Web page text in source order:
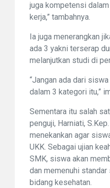
juga kompetensi
kerja,” tambahnya.
Ia juga menerangkan
ada 3 yakni terserap
melanjutkan studi di
“Jangan ada dari
dalam 3 kategori itu,”
Sementara itu salah
penguji, Harniati,
menekankan agar
UKK. Sebagai ujian
SMK, siswa akan
dan memenuhi
bidang kesehatan.